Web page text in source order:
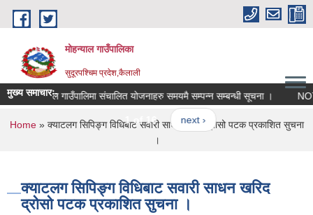
Skip to main content
मोहन्याल गाउँपालिका
सुदूरपश्चिम प्रदेश,कैलाली
मुख्य समाचारः-
मोहन्याल गाउँपालिमा संचालित योजनाहरु समयमै सम्पन्न सम्बन्धी सूचना ।
1 of 16 next ›
You are here
Home» क्याटलग सिपिङ्ग विधिबाट सवारी साधन खरिद द्रोसो पटक प्रकाशित सुचना
।
क्याटलग सिपिङ्ग विधिबाट सवारी साधन खरिद
द्रोसो पटक प्रकाशित सुचना ।